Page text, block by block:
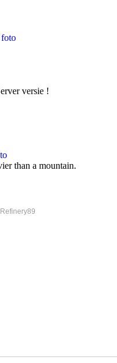
foto
versie !
than a mountain.